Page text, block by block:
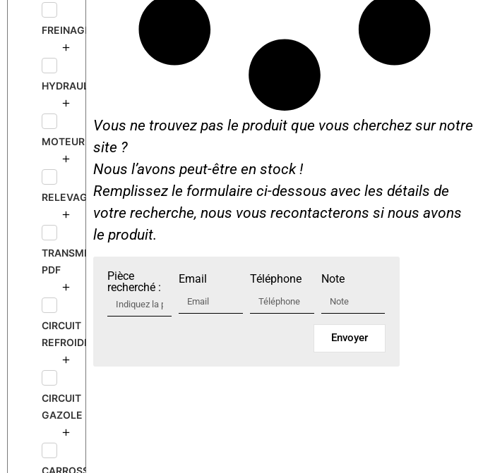
FREINAGE
HYDRAULIQUE
MOTEUR
RELEVAGE
TRANSMISSION
PDF
CIRCUIT
REFROIDISSEMENT
CIRCUIT
GAZOLE
CARROSSERIE
Vous ne trouvez pas le produit que vous cherchez sur notre
site ?
Nous l’avons peut-être en stock !
Remplissez le formulaire ci-dessous avec les détails de
votre recherche, nous vous recontacterons si nous avons
le produit.
Pièce
recherché :
Email Téléphone Note
Envoyer